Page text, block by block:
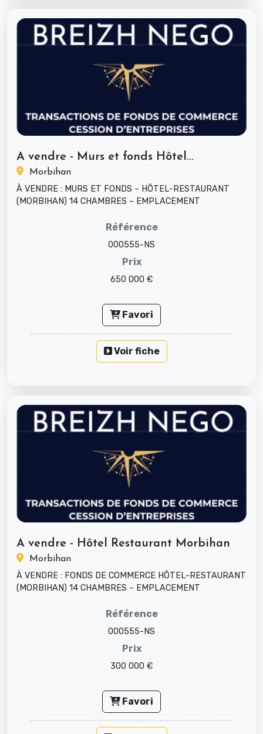
A vendre - Murs et fonds Hôtel...
Morbihan
À VENDRE : MURS ET FONDS – HÔTEL-RESTAURANT
(MORBIHAN) 14 CHAMBRES – EMPLACEMENT
Référence
000555-NS
Prix
650 000 €
Favori
Voir fiche
A vendre - Hôtel Restaurant Morbihan
Morbihan
À VENDRE : FONDS DE COMMERCE HÔTEL-RESTAURANT
(MORBIHAN) 14 CHAMBRES – EMPLACEMENT
Référence
000555-NS
Prix
300 000 €
Favori